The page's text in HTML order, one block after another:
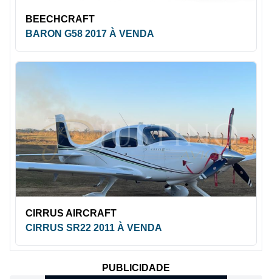
BEECHCRAFT
BARON G58 2017 À VENDA
CIRRUS AIRCRAFT
CIRRUS SR22 2011 À VENDA
PUBLICIDADE